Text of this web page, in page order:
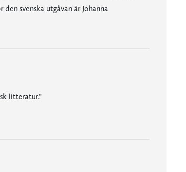
svenska utgåvan är Johanna
litteratur."